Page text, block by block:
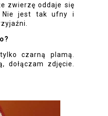
zwierzę oddaje się
Nie jest tak ufny i
czarną plamą.
dołączam zdjęcie.